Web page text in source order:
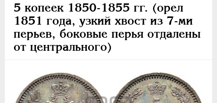
5 копеек 1850-1855 гг. (орел
1851 года, узкий хвост из 7-ми
перьев, боковые перья отдалены
от центрального)